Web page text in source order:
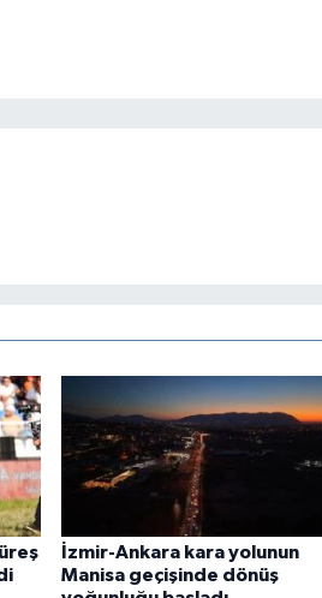
İzmir-Ankara kara yolunun
Manisa geçişinde dönüş